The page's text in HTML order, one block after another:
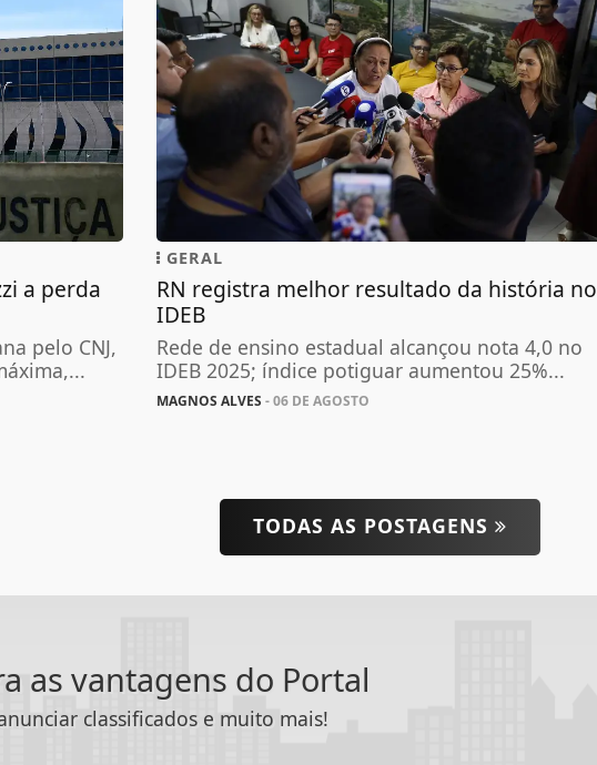
a perda
pelo CNJ,
GERAL
RN registra melhor resultado da história no
IDEB
Rede de ensino estadual alcançou nota 4,0 no
IDEB 2025; índice potiguar aumentou 25%...
MAGNOS ALVES - 06 DE AGOSTO
TODAS AS POSTAGENS
as vantagens do Portal
classificados e muito mais!